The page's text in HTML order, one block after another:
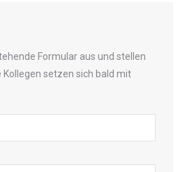
Formular aus und stellen
Kollegen setzen sich bald mit